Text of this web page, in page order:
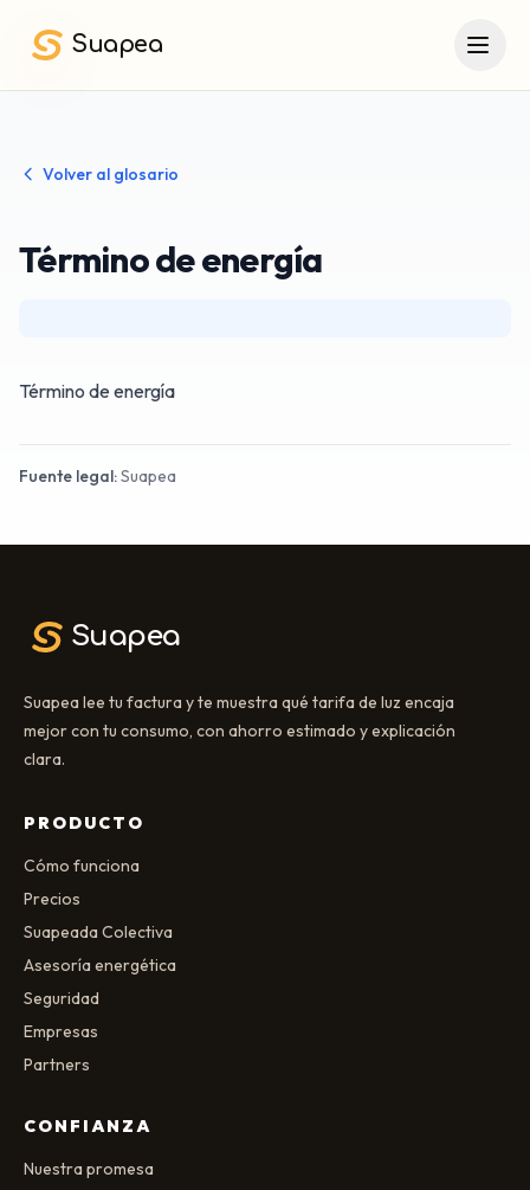
Suapea
Volver al glosario
Término de energía
Término de energía
Fuente legal:Suapea
Suapea
Suapea lee tu factura y te muestra qué tarifa de luz encaja
mejor con tu consumo, con ahorro estimado y explicación
clara.
PRODUCTO
Cómo funciona
Precios
Suapeada Colectiva
Asesoría energética
Seguridad
Empresas
Partners
CONFIANZA
Nuestra promesa